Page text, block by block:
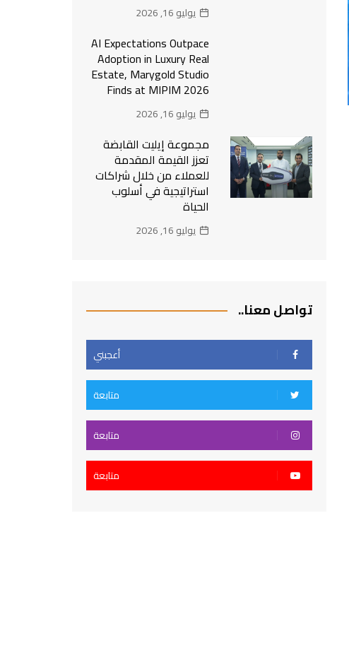
يوليو 16, 2026
AI Expectations Outpace
Adoption in Luxury Real
Estate, Marygold Studio
Finds at MIPIM 2026
يوليو 16, 2026
مجموعة إيليت القابضة
تعزز القيمة المقدمة
للعملاء من خلال شراكات
استراتيجية في أسلوب
الحياة
يوليو 16, 2026
تواصل معنا..
أعجبني
متابعة
متابعة
متابعة